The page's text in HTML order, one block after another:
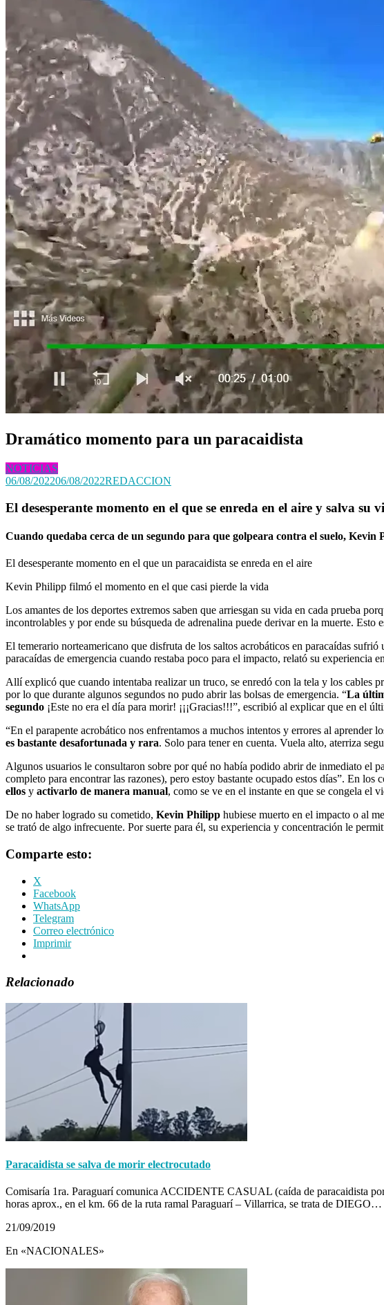
Dramático momento para un paracaidista
NOTICIAS
06/08/202206/08/2022REDACCION
El desesperante momento en el que se enreda en el aire y salva su
Cuando quedaba cerca de un segundo para que golpeara contra el suelo,
El desesperante momento en el que un paracaidista se enreda en el aire
Kevin Philipp filmó el momento en el que casi pierde la vida
Los amantes de los deportes extremos saben que arriesgan su vida en cada prueba
incontrolables y por ende su búsqueda de adrenalina puede derivar en la muerte. Esto
El temerario norteamericano que disfruta de los saltos acrobáticos en paracaídas
paracaídas de emergencia cuando restaba poco para el impacto, relató su experiencia en
Allí explicó que cuando intentaba realizar un truco, se enredó con la tela y los cables
por lo que durante algunos segundos no pudo abrir las bolsas de emergencia. “La
segundo ¡Este no era el día para morir! ¡¡¡Gracias!!!”, escribió al explicar que en el
“En el parapente acrobático nos enfrentamos a muchos intentos y errores al aprender
es bastante desafortunada y rara. Solo para tener en cuenta. Vuela alto, aterriza
Algunos usuarios le consultaron sobre por qué no había podido abrir de inmediato el
completo para encontrar las razones), pero estoy bastante ocupado estos días”. En los
ellos y activarlo de manera manual, como se ve en el instante en que se congela el
De no haber logrado su cometido, Kevin Philipp hubiese muerto en el impacto o al
se trató de algo infrecuente. Por suerte para él, su experiencia y concentración le
Comparte esto:
X
Facebook
WhatsApp
Telegram
Correo electrónico
Imprimir
Relacionado
Paracaidista se salva de morir electrocutado
Comisaría 1ra. Paraguarí comunica ACCIDENTE CASUAL (caída de paracaidista
horas aprox., en el km. 66 de la ruta ramal Paraguarí – Villarrica, se trata de DIEGO…
21/09/2019
En «NACIONALES»